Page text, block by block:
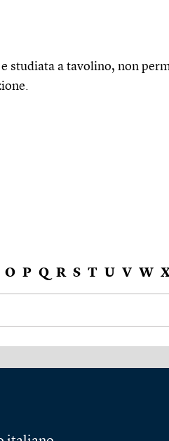
studiata a tavolino, non
O P Q R S T U V W